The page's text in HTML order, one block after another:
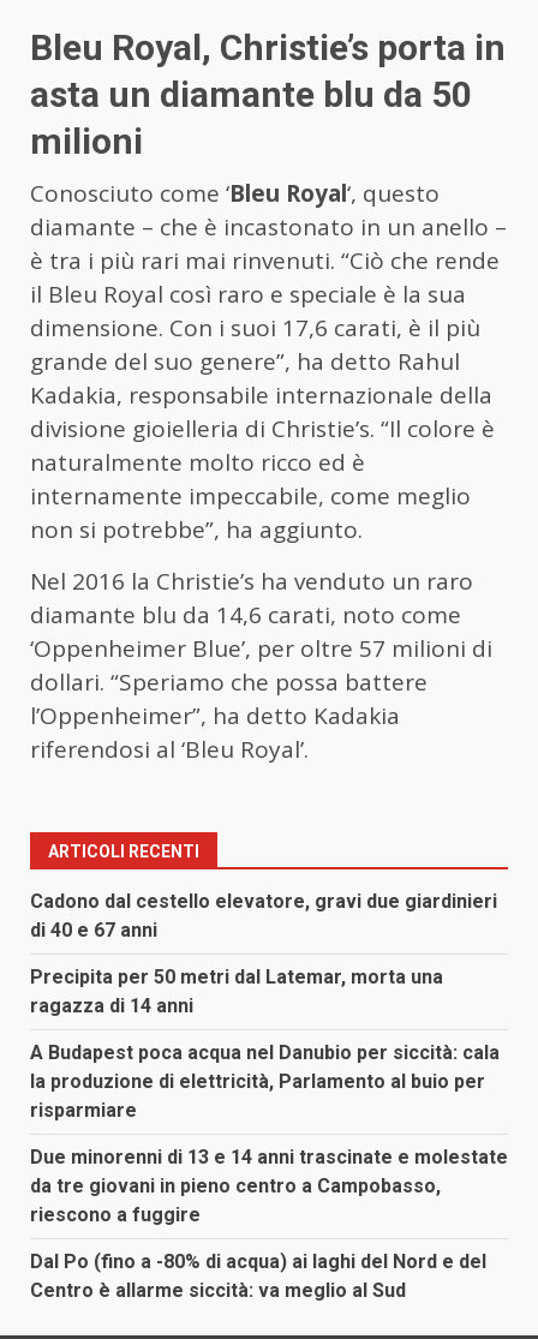
Bleu Royal, Christie’s porta in
asta un diamante blu da 50
milioni
Conosciuto come ‘Bleu Royal‘, questo
diamante – che è incastonato in un anello –
è tra i più rari mai rinvenuti. “Ciò che rende
il Bleu Royal così raro e speciale è la sua
dimensione. Con i suoi 17,6 carati, è il più
grande del suo genere”, ha detto Rahul
Kadakia, responsabile internazionale della
divisione gioielleria di Christie’s. “Il colore è
naturalmente molto ricco ed è
internamente impeccabile, come meglio
non si potrebbe”, ha aggiunto.
Nel 2016 la Christie’s ha venduto un raro
diamante blu da 14,6 carati, noto come
‘Oppenheimer Blue’, per oltre 57 milioni di
dollari. “Speriamo che possa battere
l’Oppenheimer”, ha detto Kadakia
riferendosi al ‘Bleu Royal’.
ARTICOLI RECENTI
Cadono dal cestello elevatore, gravi due giardinieri
di 40 e 67 anni
Precipita per 50 metri dal Latemar, morta una
ragazza di 14 anni
A Budapest poca acqua nel Danubio per siccità: cala
la produzione di elettricità, Parlamento al buio per
risparmiare
Due minorenni di 13 e 14 anni trascinate e molestate
da tre giovani in pieno centro a Campobasso,
riescono a fuggire
Dal Po (fino a -80% di acqua) ai laghi del Nord e del
Centro è allarme siccità: va meglio al Sud